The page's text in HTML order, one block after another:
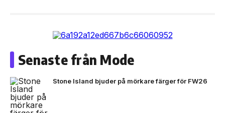
Senaste från Mode
Stone Island bjuder på mörkare färger för FW26